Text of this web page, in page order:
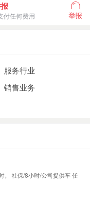
付任何费用 举报
服务行业
销售业务
。 社保/8小时/公司提供车 任